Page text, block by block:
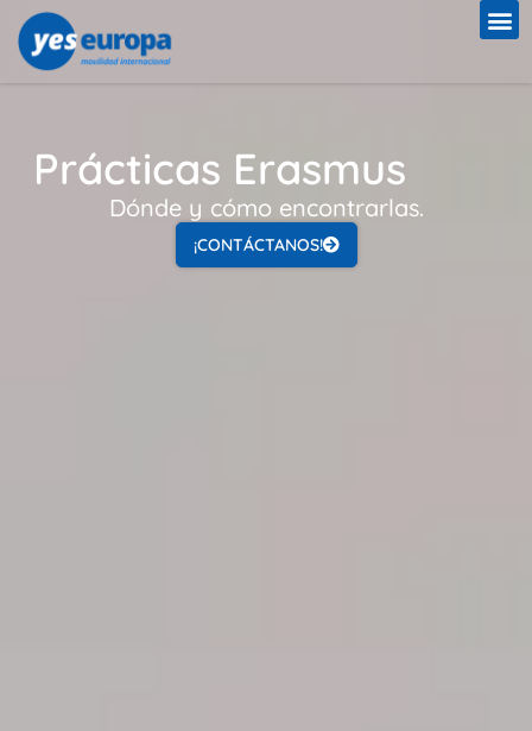
Prácticas Erasmus
Dónde y cómo encontrarlas.
¡CONTÁCTANOS!